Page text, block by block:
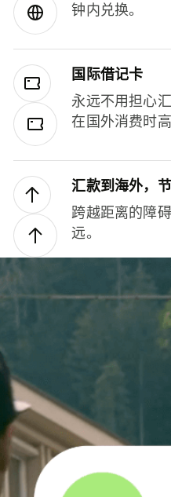
钟内兑换。
国际借记卡
永远不用担心
在国外消费时
汇款到海外，
跨越距离的障
远。